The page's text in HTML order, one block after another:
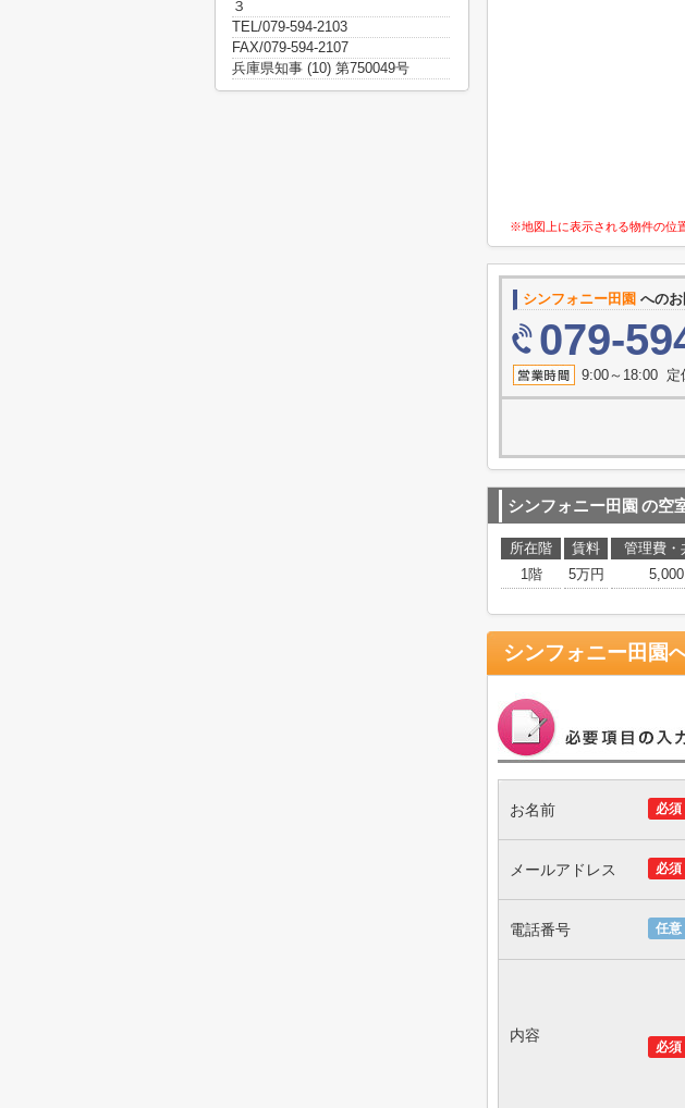
※地図上に表示される物件の位
シンフォニー田園 への
079-
9:00～18:00 定
シンフォニー田園 の空
所在階 賃料 管理費・
1階
5万円
シンフォニー田園
必須
お名前
必須
メールアドレス
任意
電話番号
必須
内容
３
TEL/079-594-2103
FAX/079-594-2107
兵庫県知事 (10) 第750049号